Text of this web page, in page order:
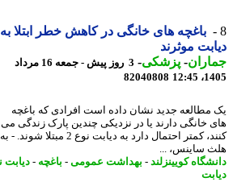
باغچه های خانگی در کاهش خطر ابتلا به
موثرند
- پزشکی-
3 روز پیش - جمعه 16 مرداد
82040808
جدید نشان داده است افرادی که باغچه
خانگی دارند یا در نزدیکی چندین پارک زندگی می
کنند، کمتر احتمال دارد به دیابت
ساینس، ...
کویینزلند-بهداشت عمومی-باغچه-دیابت نوع 2